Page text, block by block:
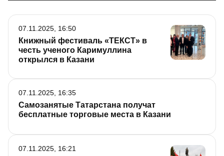
Книжный фестиваль «ТЕКСТ» в
честь ученого Каримуллина
открылся в Казани
07.11.2025, 16:50
Самозанятые Татарстана получат
бесплатные торговые места в Казани
07.11.2025, 16:35
07.11.2025, 16:21